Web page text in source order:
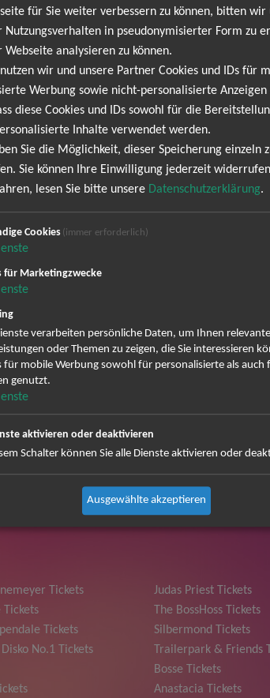
Deutschrap bekommt Nachschub – und zwar
messerscharfen Humor und Beats, die direkt in
SSIO bringt die Clubs und Hallen zum Beben –
aus Härte und Ironie, die ihn zum
kein Show-Gehabe – nur ehrlicher, harter
Die erste Tour nach Corona
NEWSLETTER
Wir informieren dich jedoch gerne
und Tourdaten mehr verpassen!
Newsletter abonnieren und bin
des Newsletters entsprechend der
abbestellen.
Sie sich abmelden ...
Tickets
Tickets
Tickets
No.1 Tickets
Judas Priest Tickets
The BossHoss Tickets
Silbermond Tickets
Trailerpark & Friends
Bosse Tickets
Anastacia Tickets
für Sie weiter verbessern zu können, bitten
Nutzungsverhalten in pseudonymisierter Form zu
Webseite analysieren zu können.
wir und unsere Partner Cookies und IDs für
Werbung sowie nicht-personalisierte
diese Cookies und IDs sowohl für die
Inhalte verwendet werden.
Sie die Möglichkeit, dieser Speicherung einzeln
Sie können Ihre Einwilligung jederzeit
lesen Sie bitte unsere Datenschutzerklärung.
Cookies (immer erforderlich)
für Marketingzwecke
verarbeiten persönliche Daten, um Ihnen
oder Themen zu zeigen, die Sie interessieren
für mobile Werbung sowohl für personalisierte als auch
genutzt.
aktivieren oder deaktivieren
Schalter können Sie alle Dienste aktivieren oder
Ausgewählte akzeptieren